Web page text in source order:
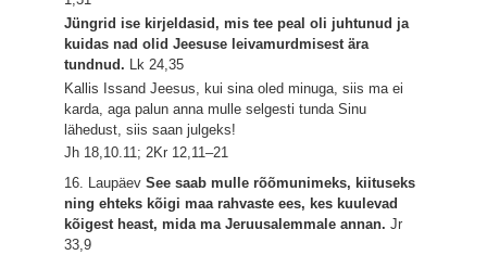
Jüngrid ise kirjeldasid, mis tee peal oli juhtunud ja
kuidas nad olid Jeesuse leivamurdmisest ära
tundnud. Lk 24,35
Kallis Issand Jeesus, kui sina oled minuga, siis ma ei
karda, aga palun anna mulle selgesti tunda Sinu
lähedust, siis saan julgeks!
Jh 18,10.11; 2Kr 12,11–21
16. LaupäevSee saab mulle rõõmunimeks, kiituseks
ning ehteks kõigi maa rahvaste ees, kes kuulevad
kõigest heast, mida ma Jeruusalemmale annan.Jr
33,9